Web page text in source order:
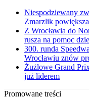
Niespodziewany
Zmarzlik
Z Wrocławia do
rusza na pomoc
300. runda
Wrocławiu znów
Żużlowe Grand
już liderem
Promowane treści